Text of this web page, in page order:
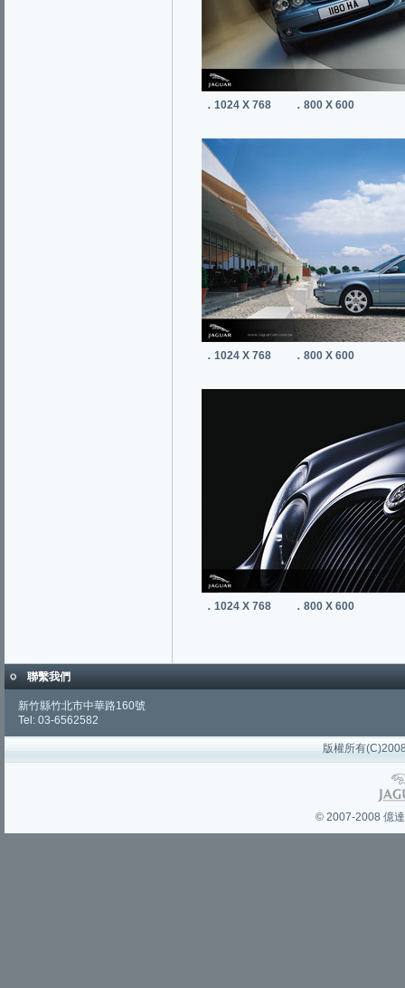
．1024 X 768 ．800 X 600
．1024 X 768 ．800 X 600
．1024 X 768 ．800 X 600
聯繫我們
新竹縣竹北市中華路160號
Tel: 03-6562582
版權所有
© 2007-2008 億